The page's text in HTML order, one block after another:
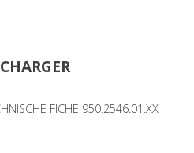
FICHE 950.2546.01.XX